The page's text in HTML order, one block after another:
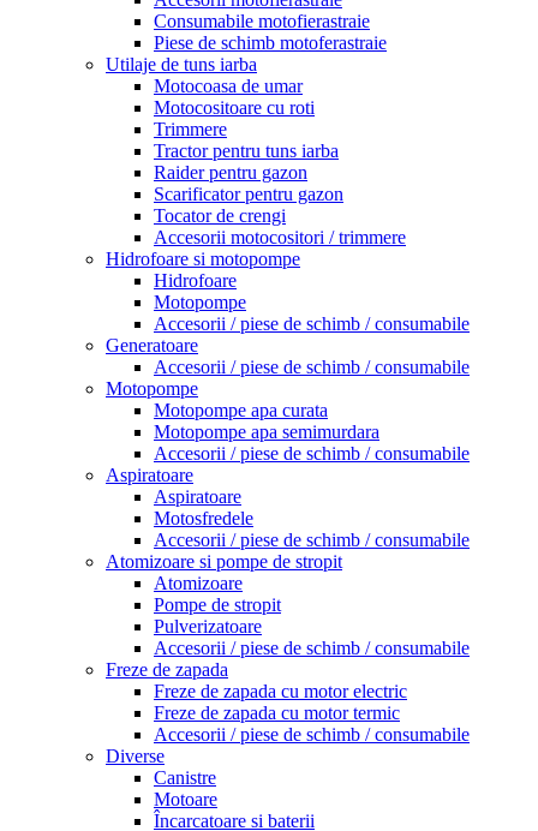
Consumabile motofierastraie
Piese de schimb motoferastraie
Utilaje de tuns iarba
Motocoasa de umar
Motocositoare cu roti
Trimmere
Tractor pentru tuns iarba
Raider pentru gazon
Scarificator pentru gazon
Tocator de crengi
Accesorii motocositori / trimmere
Hidrofoare si motopompe
Hidrofoare
Motopompe
Accesorii / piese de schimb / consumabile
Generatoare
Accesorii / piese de schimb / consumabile
Motopompe
Motopompe apa curata
Motopompe apa semimurdara
Accesorii / piese de schimb / consumabile
Aspiratoare
Aspiratoare
Motosfredele
Accesorii / piese de schimb / consumabile
Atomizoare si pompe de stropit
Atomizoare
Pompe de stropit
Pulverizatoare
Accesorii / piese de schimb / consumabile
Freze de zapada
Freze de zapada cu motor electric
Freze de zapada cu motor termic
Accesorii / piese de schimb / consumabile
Diverse
Canistre
Motoare
Încarcatoare si baterii